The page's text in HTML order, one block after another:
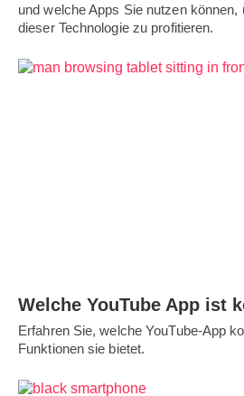
und welche Apps Sie nutzen können,
dieser Technologie zu profitieren.
Welche YouTube App ist
Erfahren Sie, welche YouTube-App
Funktionen sie bietet.